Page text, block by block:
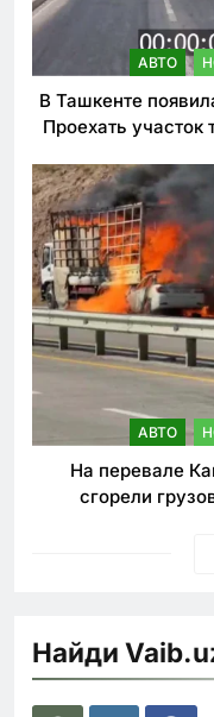
АВТО
В Ташкенте
Проехать участок
АВТО
На перевале
сгорели
Найди